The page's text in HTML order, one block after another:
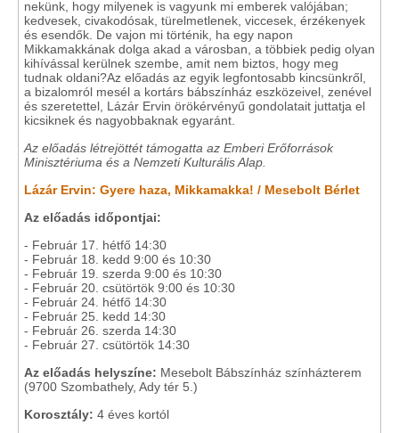
nekünk, hogy milyenek is vagyunk mi emberek valójában;
kedvesek, civakodósak, türelmetlenek, viccesek, érzékenyek
és esendők. De vajon mi történik, ha egy napon
Mikkamakkának dolga akad a városban, a többiek pedig olyan
kihívással kerülnek szembe, amit nem biztos, hogy meg
tudnak oldani?Az előadás az egyik legfontosabb kincsünkről,
a bizalomról mesél a kortárs bábszínház eszközeivel, zenével
és szeretettel, Lázár Ervin örökérvényű gondolatait juttatja el
kicsiknek és nagyobbaknak egyaránt.
Az előadás létrejöttét támogatta az Emberi Erőforrások
Minisztériuma és a Nemzeti Kulturális Alap.
Lázár Ervin: Gyere haza, Mikkamakka! / Mesebolt Bérlet
Az előadás időpontjai:
- Február 17. hétfő 14:30
- Február 18. kedd 9:00 és 10:30
- Február 19. szerda 9:00 és 10:30
- Február 20. csütörtök 9:00 és 10:30
- Február 24. hétfő 14:30
- Február 25. kedd 14:30
- Február 26. szerda 14:30
- Február 27. csütörtök 14:30
Az előadás helyszíne: Mesebolt Bábszínház színházterem
(9700 Szombathely, Ady tér 5.)
Korosztály: 4 éves kortól